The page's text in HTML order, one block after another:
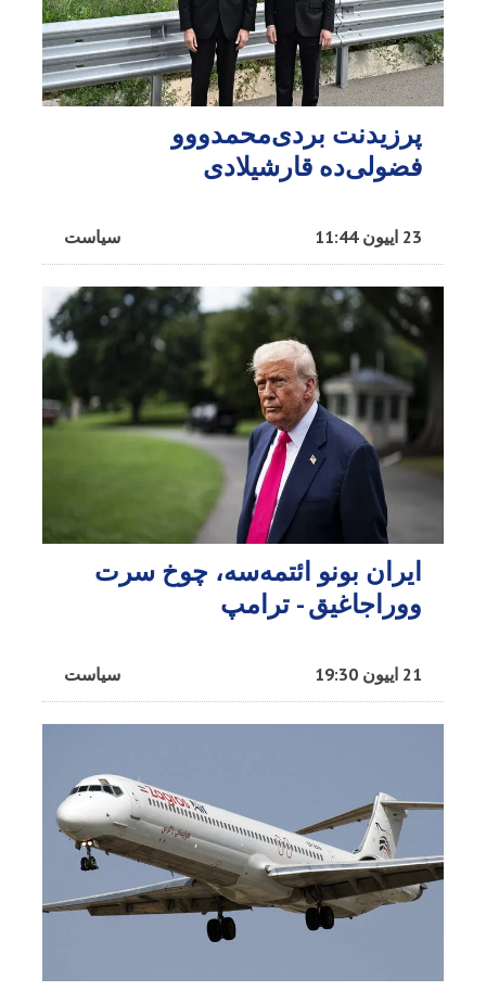
پرزیدنت بردی‌محمدووو
فضولی‌ده قارشیلادی
سیاست 23 اییون 11:44
ایران بونو ائتمه‌سه، چوخ سرت
ووراجاغیق - ترامپ
سیاست 21 اییون 19:30